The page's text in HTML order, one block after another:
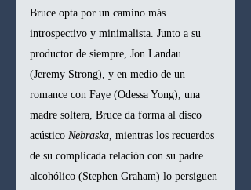
Bruce opta por un camino más
introspectivo y minimalista. Junto a su
productor de siempre, Jon Landau
(Jeremy Strong), y en medio de un
romance con Faye (Odessa Yong), una
madre soltera, Bruce da forma al disco
acústico Nebraska, mientras los recuerdos
de su complicada relación con su padre
alcohólico (Stephen Graham) lo persiguen